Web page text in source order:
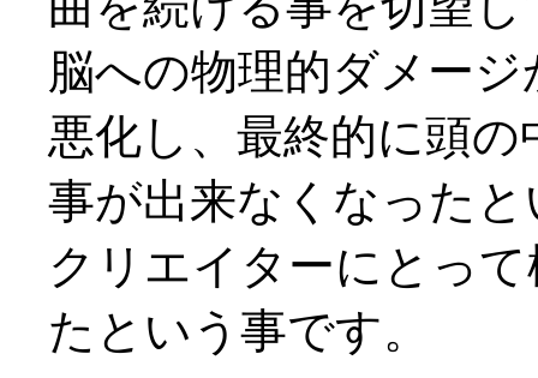
脳への物理的ダメー
悪化し、最終的に頭
事が出来なくなったと
クリエイターにとっ
たという事です。